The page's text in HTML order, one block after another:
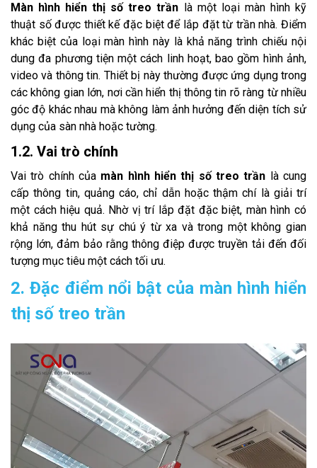
Màn hình hiển thị số treo trần là một loại màn hình kỹ
thuật số được thiết kế đặc biệt để lắp đặt từ trần nhà. Điểm
khác biệt của loại màn hình này là khả năng trình chiếu nội
dung đa phương tiện một cách linh hoạt, bao gồm hình ảnh,
video và thông tin. Thiết bị này thường được ứng dụng trong
các không gian lớn, nơi cần hiển thị thông tin rõ ràng từ nhiều
góc độ khác nhau mà không làm ảnh hưởng đến diện tích sử
dụng của sàn nhà hoặc tường.
1.2. Vai trò chính
Vai trò chính của màn hình hiển thị số treo trần là cung
cấp thông tin, quảng cáo, chỉ dẫn hoặc thậm chí là giải trí
một cách hiệu quả. Nhờ vị trí lắp đặt đặc biệt, màn hình có
khả năng thu hút sự chú ý từ xa và trong một không gian
rộng lớn, đảm bảo rằng thông điệp được truyền tải đến đối
tượng mục tiêu một cách tối ưu.
2. Đặc điểm nổi bật của màn hình hiển
thị số treo trần